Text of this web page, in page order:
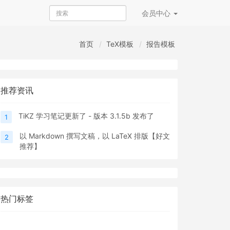
会员中心
首页 TeX模板 报告模板
推荐资讯
1 TiKZ 学习笔记更新了 - 版本 3.1.5b 发布了
2
以 Markdown 撰写文稿，以 LaTeX 排版【好文
推荐】
热门标签